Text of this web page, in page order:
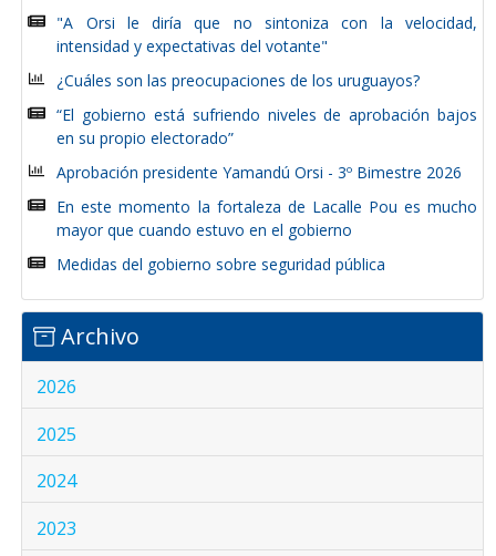
"A Orsi le diría que no sintoniza con la velocidad,
intensidad y expectativas del votante"
¿Cuáles son las preocupaciones de los uruguayos?
“El gobierno está sufriendo niveles de aprobación bajos
en su propio electorado”
Aprobación presidente Yamandú Orsi - 3º Bimestre 2026
En este momento la fortaleza de Lacalle Pou es mucho
mayor que cuando estuvo en el gobierno
Medidas del gobierno sobre seguridad pública
Archivo
2026
2025
2024
2023